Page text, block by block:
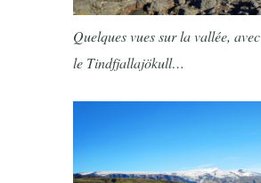
Quelques vues sur la vallée,
le Tindfjallajökull…